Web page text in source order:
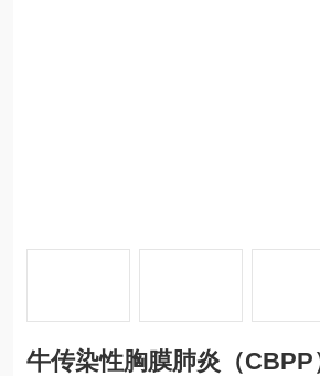
牛传染性胸膜肺炎（